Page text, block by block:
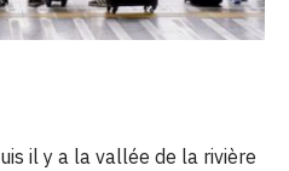
il y a la vallée de la rivière